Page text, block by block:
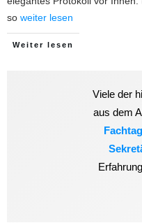
so weiter lesen
Weiter lesen
Viele der
aus dem